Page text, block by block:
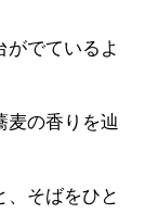
でているよ
の香りを辿
、そばをひと